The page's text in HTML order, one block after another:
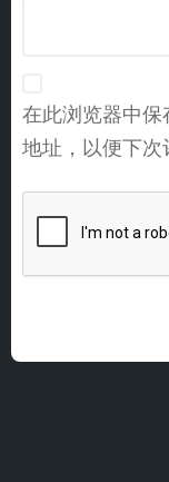
在此浏览器中
地址，以便下次